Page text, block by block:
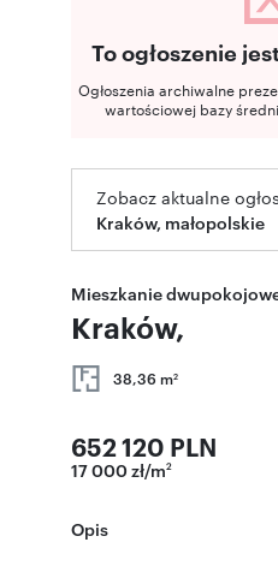
To ogłoszenie
Ogłoszenia archiwalne
wartościowej bazy
Zobacz aktualne
Kraków, małopolskie
Mieszkanie
Kraków,
38,36 m2
652 120 PLN
17 000 zł/m2
Opis